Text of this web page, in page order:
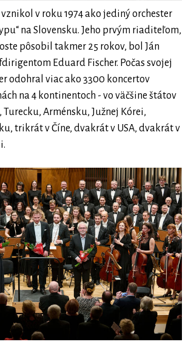
v roku 1974 ako jediný orchester
na Slovensku. Jeho prvým riaditeľom,
pôsobil takmer 25 rokov, bol Ján
Eduard Fischer. Počas svojej
odohral viac ako 3300 koncertov
na 4 kontinentoch - vo väčšine štátov
Turecku, Arménsku, Južnej Kórei,
trikrát v Číne, dvakrát v USA, dvakrát v